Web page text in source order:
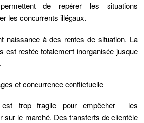
de repérer les situations
les concurrents illégaux.
naissance à des rentes de situation. La
est restée totalement inorganisée jusque
et concurrence conflictuelle
est trop fragile pour empêcher les
sur le marché. Des transferts de clientèle